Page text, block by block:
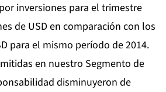
inversiones para el trimestre
de USD en comparación con los
para el mismo período de 2014.
en nuestro Segmento de
disminuyeron de